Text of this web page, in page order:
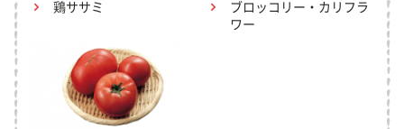
鶏ササミ
ブロッコリー・カリフラ
ワー